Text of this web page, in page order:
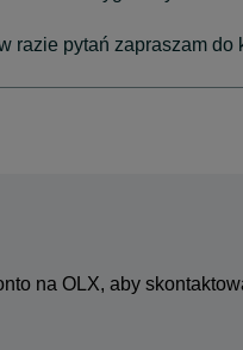
razie pytań zapraszam do
na OLX, aby